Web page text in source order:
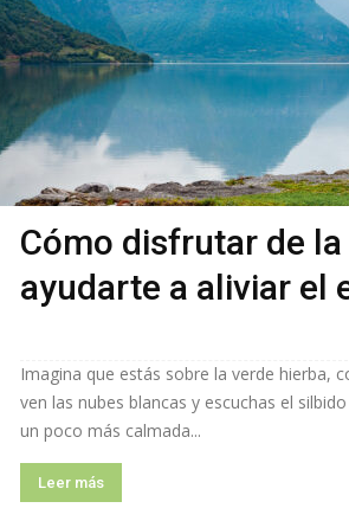
Cómo disfrutar de
ayudarte a aliviar el
Imagina que estás sobre la verde hierba,
ven las nubes blancas y escuchas el
un poco más calmada...
Leer más